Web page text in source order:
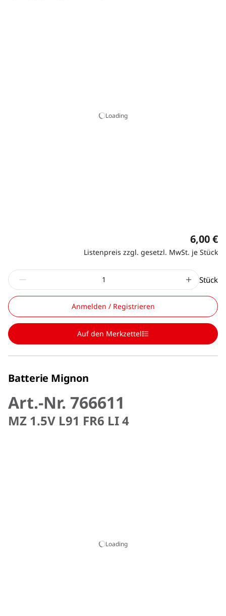
Loading
6,00 €
Listenpreis zzgl. gesetzl. MwSt. je Stück
Stück
Anmelden / Registrieren
Auf den Merkzettel
Batterie Mignon
Art.-Nr. 766611
MZ 1.5V L91 FR6 LI 4
Loading